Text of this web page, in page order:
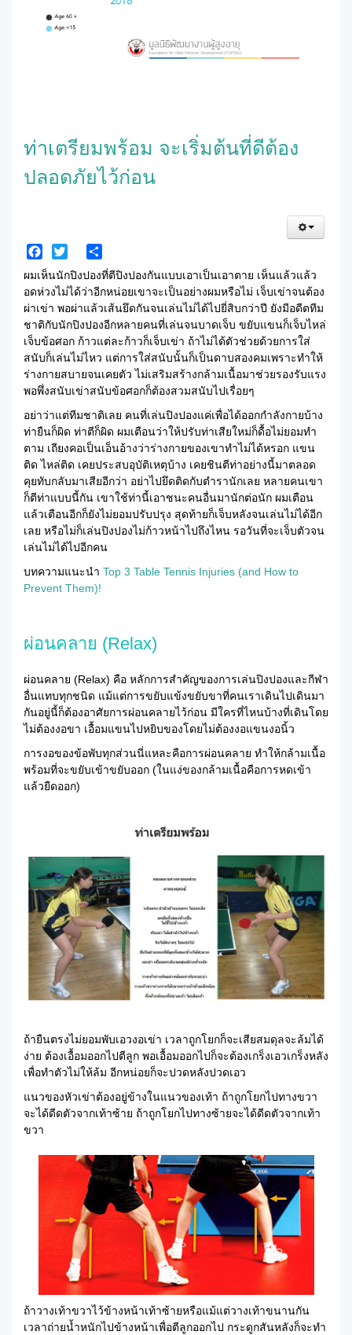
ท่าเตรียมพร้อม จะเริ่มต้นที่ดีต้อง
ปลอดภัยไว้ก่อน
Facebook Share
ผมเห็นนักปิงปองที่ตีปิงปองกันแบบเอาเป็นเอาตาย เห็นแล้วแล้ว
อดห่วงไม่ได้ว่าอีกหน่อยเขาจะเป็นอย่างผมหรือไม่ เจ็บเข่าจนต้อง
ผ่าเข่า พอผ่าแล้วเส้นยึดกันจนเล่นไม่ได้ไปยี่สิบกว่าปี ยังมีอดีตทีม
ชาติกับนักปิงปองอีกหลายคนที่เล่นจนบาดเจ็บ ขยับแขนก็เจ็บไหล่
เจ็บข้อศอก ก้าวแต่ละก้าวก็เจ็บเข่า ถ้าไม่ได้ตัวช่วยด้วยการใส่
สนับก็เล่นไม่ไหว แต่การใส่สนับนั้นก็เป็นดาบสองคมเพราะทำให้
ร่างกายสบายจนเคยตัว ไม่เสริมสร้างกล้ามเนื้อมาช่วยรองรับแรง
พอพึ่งสนับเข่าสนับข้อศอกก็ต้องสวมสนับไปเรื่อยๆ
อย่าว่าแต่ทีมชาติเลย คนที่เล่นปิงปองแค่เพื่อได้ออกกำลังกายบ้าง
ท่ายืนก็ผิด ท่าตีก็ผิด ผมเตือนว่าให้ปรับท่าเสียใหม่ก็ดื้อไม่ยอมทำ
ตาม เถียงคอเป็นเอ็นอ้างว่าร่างกายของเขาทำไม่ได้หรอก แขน
ติด ไหล่ติด เคยประสบอุบัติเหตุบ้าง เคยชินตีท่าอย่างนี้มาตลอด
คุยทับกลับมาเสียอีกว่า อย่าไปยึดติดกับตำรานักเลย หลายคนเขา
ก็ตีท่าแบบนี้กัน เขาใช้ท่านี้เอาชนะคนอื่นมานักต่อนัก ผมเตือน
แล้วเตือนอีกก็ยังไม่ยอมปรับปรุง สุดท้ายก็เจ็บหลังจนเล่นไม่ได้อีก
เลย หรือไม่ก็เล่นปิงปองไม่ก้าวหน้าไปถึงไหน รอวันที่จะเจ็บตัวจน
เล่นไม่ได้ไปอีกคน
บทความแนะนำ Top 3 Table Tennis Injuries (and How to
Prevent Them)!
ผ่อนคลาย (Relax)
ผ่อนคลาย (Relax) คือ หลักการสำคัญของการเล่นปิงปองและกีฬา
อื่นแทบทุกชนิด แม้แต่การขยับแข้งขยับขาที่คนเราเดินไปเดินมา
กันอยู่นี้ก็ต้องอาศัยการผ่อนคลายไว้ก่อน มีใครที่ไหนบ้างที่เดินโดย
ไม่ต้องงอขา เอื้อมแขนไปหยิบของโดยไม่ต้องงอแขนงอนิ้ว
การงอของข้อพับทุกส่วนนี่แหละคือการผ่อนคลาย ทำให้กล้ามเนื้อ
พร้อมที่จะขยับเข้าขยับออก (ในแง่ของกล้ามเนื้อคือการหดเข้า
แล้วยืดออก)
ถ้ายืนตรงไม่ยอมพับเอวงอเข่า เวลาถูกโยกก็จะเสียสมดุลจะล้มได้
ง่าย ต้องเอื้อมออกไปตีลูก พอเอื้อมออกไปก็จะต้องเกร็งเอวเกร็งหลัง
เพื่อทำตัวไม่ให้ล้ม อีกหน่อยก็จะปวดหลังปวดเอว
แนวของหัวเข่าต้องอยู่ข้างในแนวของเท้า ถ้าถูกโยกไปทางขวา
จะได้ดีดตัวจากเท้าซ้าย ถ้าถูกโยกไปทางซ้ายจะได้ดีดตัวจากเท้า
ขวา
ถ้าวางเท้าขวาไว้ข้างหน้าเท้าซ้ายหรือแม้แต่วางเท้าขนานกัน
เวลาถ่ายน้ำหนักไปข้างหน้าเพื่อตีลูกออกไป กระดูกสันหลังก็จะทำ